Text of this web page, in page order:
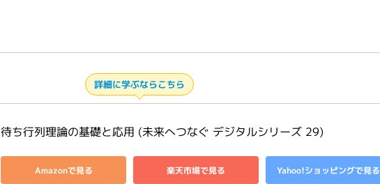
詳細に学ぶならこちら
待ち行列理論の基礎と応用 (未来へつなぐ デジタルシリーズ 29)
Amazonで見る 楽天市場で見る Yahoo!ショッピングで見る